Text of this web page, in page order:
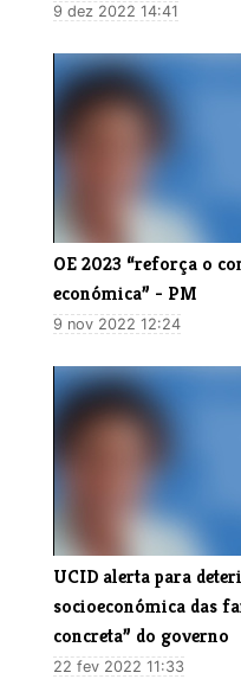
9 dez 2022 14:41
OE 2023 “reforça o
económica” - PM
9 nov 2022 12:24
UCID alerta para
socioeconómica das
concreta” do governo
22 fev 2022 11:33